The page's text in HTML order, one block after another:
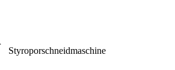
Styroporschneidmaschine